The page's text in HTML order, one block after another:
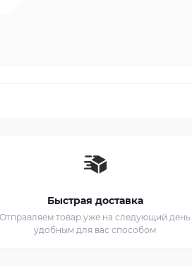
Быстрая доставка
Отправляем товар уже на следующий день
удобным для вас способом